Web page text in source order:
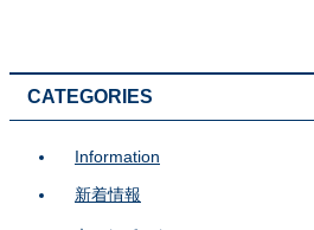
CATEGORIES
Information
新着情報